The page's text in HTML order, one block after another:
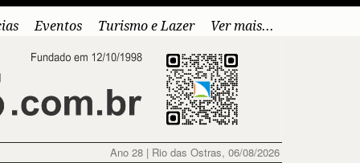
Eventos Turismo e Lazer Ver mais...
Ano 28 | Rio das Ostras, 06/08/2026